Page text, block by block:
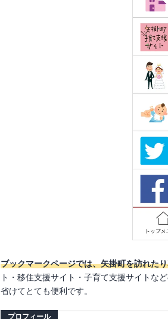
ブックマークページでは、矢掛町を訪れた
ト・移住支援サイト・子育て支援サイトな
省けてとても便利です。
プロフィール